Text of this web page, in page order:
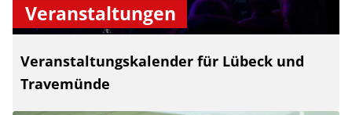
Veranstaltungen
Veranstaltungskalender für Lübeck und
Travemünde